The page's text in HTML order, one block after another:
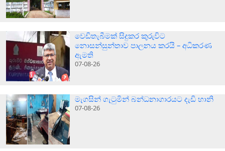
වෙඩිතැබීමක් සිදුකර කුරුවිට
නොසන්සුන්තාව පාලනය කරයි – අධිකරණ
ඇමති
07-08-26
මැගසින් ගැටුමින් බන්ධනාගාරයට දැඩි හානි
07-08-26